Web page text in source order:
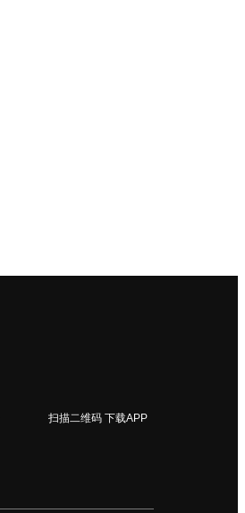
扫描二维码 下载APP